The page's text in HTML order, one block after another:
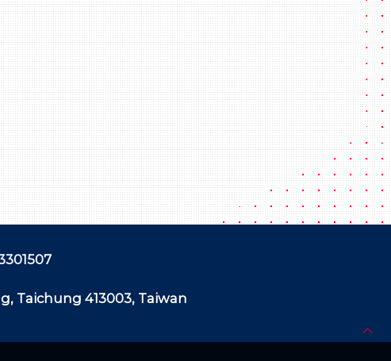
Taichung 413003, Taiwan